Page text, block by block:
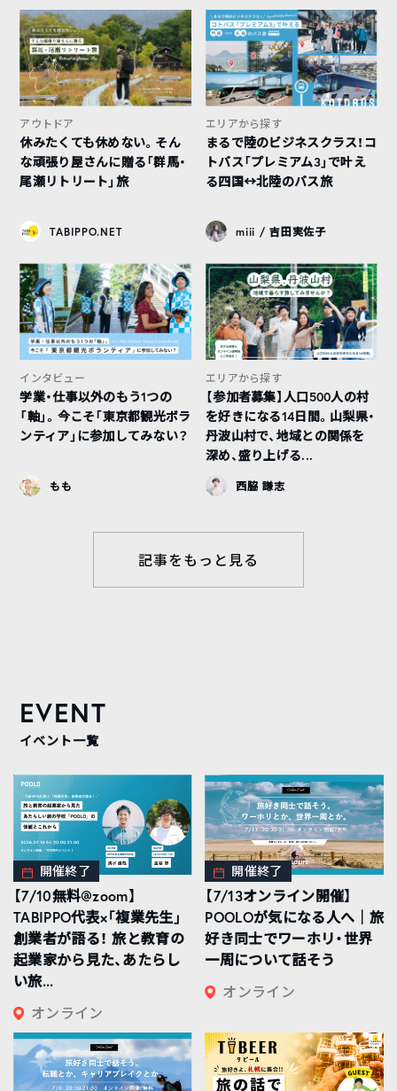
アウトドア
休みたくても休めない。そん
な頑張り屋さんに贈る「群馬・
尾瀬リトリート」旅
TABIPPO.NET
エリアから探す
まるで陸のビジネスクラス！コ
トバス「プレミアム3」で叶え
る四国↔︎北陸のバス旅
miii / 吉田実佐子
インタビュー
学業・仕事以外のもう1つの
「軸」。今こそ「東京都観光ボラ
ンティア」に参加してみない？
もも
エリアから探す
【参加者募集】人口500人の村
を好きになる14日間。山梨県・
丹波山村で、地域との関係を
深め、盛り上げる...
西脇 謙志
記事をもっと見る
EVENT
イベント一覧
開催終了
【7/10無料@zoom】
TABIPPO代表×「複業先生」
創業者が語る！ 旅と教育の
起業家から見た、あたらし
い旅...
オンライン
開催終了
【7/13オンライン開催】
POOLOが気になる人へ｜旅
好き同士でワーホリ・世界
一周について話そう
オンライン